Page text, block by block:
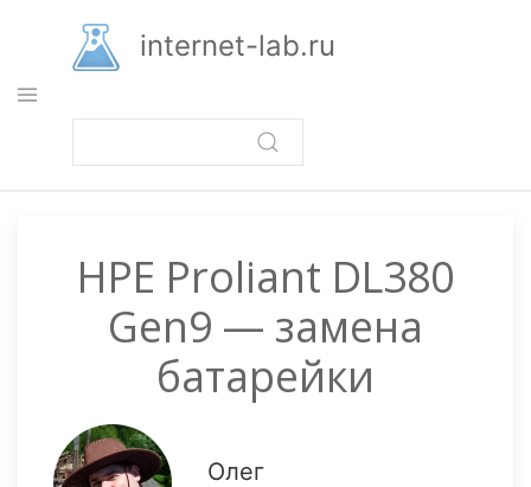
основному
содержанию
internet-lab.ru
HPE Proliant DL380
Gen9 — замена
батарейки
Олег